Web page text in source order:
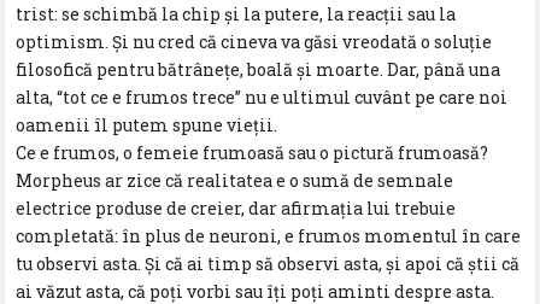
trist: se schimbă la chip și la putere, la reacţii sau la
optimism. Şi nu cred că cineva va găsi vreodată o soluţie
filosofică pentru bătrâneţe, boală și moarte. Dar, până una
alta, “tot ce e frumos trece” nu e ultimul cuvânt pe care noi
oamenii îl putem spune vieţii.
Ce e frumos, o femeie frumoasă sau o pictură frumoasă?
Morpheus ar zice că realitatea e o sumă de semnale
electrice produse de creier, dar afirmaţia lui trebuie
completată: în plus de neuroni, e frumos momentul în care
tu observi asta. Şi că ai timp să observi asta, și apoi că știi că
ai văzut asta, că poţi vorbi sau îţi poţi aminti despre asta.